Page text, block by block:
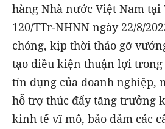
hàng Nhà nước Việt Nam tại
120/TTr-NHNN ngày 22/8/
chóng, kịp thời tháo gỡ
tạo điều kiện thuận lợi
tín dụng của doanh nghiệp,
hỗ trợ thúc đẩy tăng trưởng
kinh tế vĩ mô, bảo đảm các